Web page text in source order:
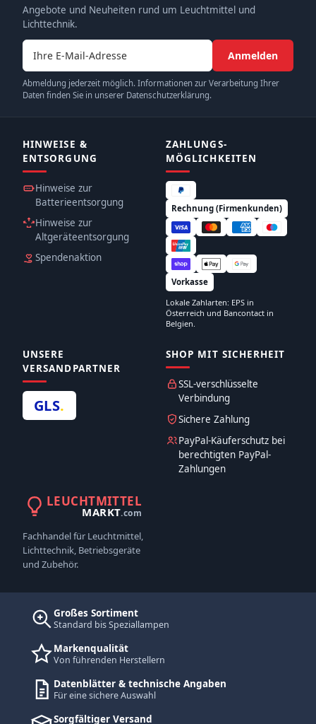
Angebote und Neuheiten rund um Leuchtmittel und
Lichttechnik.
E-Mail-Adresse
Anmelden
Abmeldung jederzeit möglich. Informationen zur Verarbeitung Ihrer
Daten finden Sie in unserer Datenschutzerklärung.
HINWEISE &
ENTSORGUNG
Hinweise zur
Batterieentsorgung
Hinweise zur
Altgeräteentsorgung
Spendenaktion
ZAHLUNGS­
MÖGLICHKEITEN
Rechnung (Firmenkunden)
Vorkasse
Lokale Zahlarten: EPS in
Österreich und Bancontact in
Belgien.
UNSERE
VERSANDPARTNER
GLS.
SHOP MIT SICHERHEIT
SSL-verschlüsselte
Verbindung
Sichere Zahlung
PayPal-Käuferschutz bei
berechtigten PayPal-
Zahlungen
LEUCHTMITTEL
MARKT.com
Fachhandel für Leuchtmittel,
Lichttechnik, Betriebsgeräte
und Zubehör.
Großes Sortiment
Standard bis Speziallampen
Markenqualität
Von führenden Herstellern
Datenblätter & technische Angaben
Für eine sichere Auswahl
Sorgfältiger Versand